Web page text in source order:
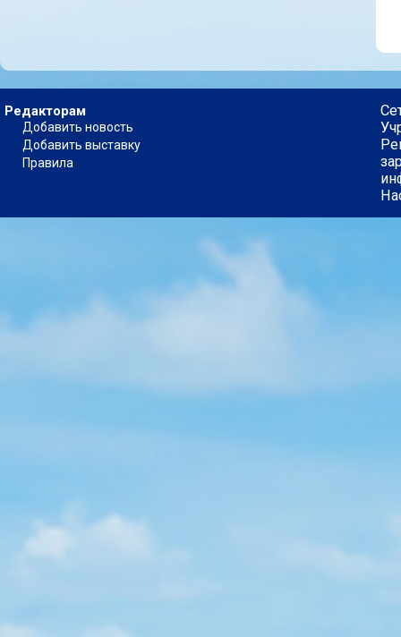
Редакторам
Добавить новость
Добавить выставку
Правила